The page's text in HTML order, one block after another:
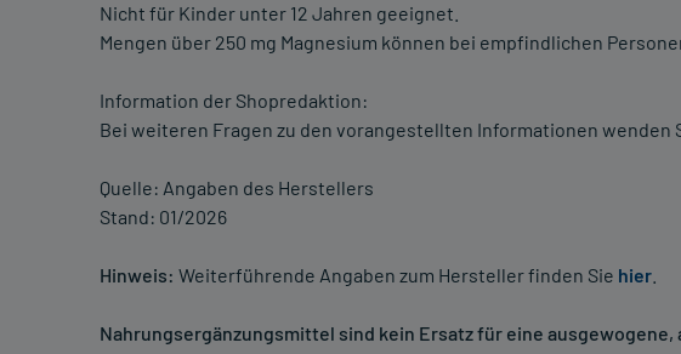
Nicht für Kinder unter 12 Jahren geeignet.
Mengen über 250 mg Magnesium können bei empfindlichen
Information der Shopredaktion:
Bei weiteren Fragen zu den vorangestellten Informationen wenden
Quelle: Angaben des Herstellers
Stand: 01/2026
Hinweis: Weiterführende Angaben zum Hersteller finden Sie hier
Nahrungsergänzungsmittel sind kein Ersatz für eine